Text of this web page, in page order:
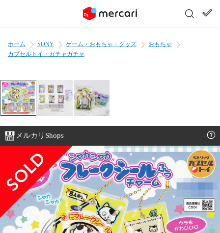
ホーム SONY ゲーム・おもちゃ・グッズ
おもちゃ
カプセルトイ・ガチャガチャ
メルカリShops